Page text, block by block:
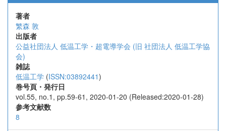
著者
繁森 敦
出版者
公益社団法人 低温工学・超電導学会 (旧 社団法人 低温工学協
会)
雑誌
低温工学 (ISSN:03892441)
巻号頁・発行日
vol.55, no.1, pp.59-61, 2020-01-20 (Released:2020-01-28)
参考文献数
8